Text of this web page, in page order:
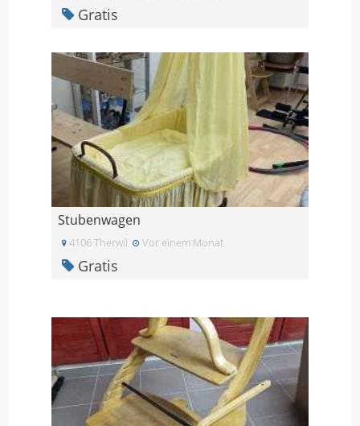
Gratis
Stubenwagen
4106 Therwil Vor einem Monat
Gratis